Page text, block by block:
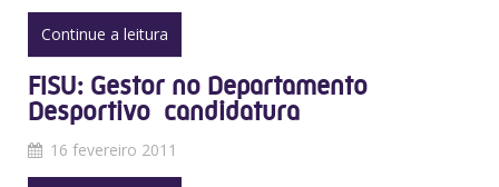
Continue a leitura
FISU: Gestor no Departamento
Desportivo  candidatura
16 fevereiro 2011